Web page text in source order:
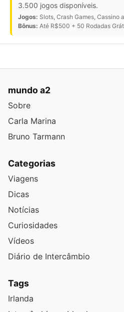
3.500 jogos disponíveis.
Jogos: Slots, Crash Games, Cassino
Bônus: Até R$500 + 50 Rodadas
mundo a2
Sobre
Carla Marina
Bruno Tarmann
Categorias
Viagens
Dicas
Notícias
Curiosidades
Vídeos
Diário de Intercâmbio
Tags
Irlanda